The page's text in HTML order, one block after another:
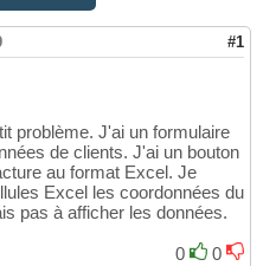
#1
problème. J'ai un formulaire
de clients. J'ai un bouton
au format Excel. Je
Excel les coordonnées du
pas à afficher les données.
0
0